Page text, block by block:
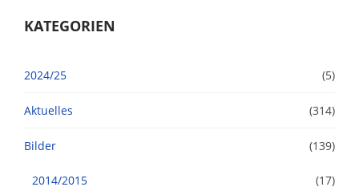
KATEGORIEN
2024/25 (5)
Aktuelles (314)
Bilder (139)
2014/2015 (17)